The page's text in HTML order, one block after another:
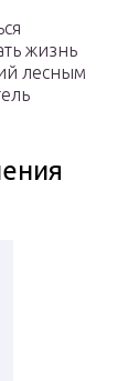
жизнь
лесным